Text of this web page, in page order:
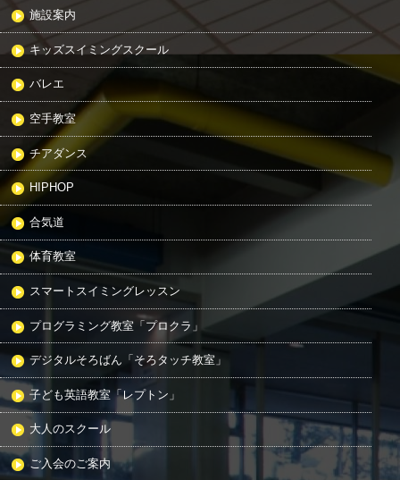
施設案内
キッズスイミングスクール
バレエ
空手教室
チアダンス
HIPHOP
合気道
体育教室
スマートスイミングレッスン
プログラミング教室「プロクラ」
デジタルそろばん「そろタッチ教室」
子ども英語教室「レプトン」
大人のスクール
ご入会のご案内